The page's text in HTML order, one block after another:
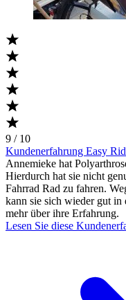
9 / 10
Kundenerfahrung Easy
Annemieke hat
Hierdurch hat sie nicht
Fahrrad Rad zu fahren.
kann sie sich wieder gut
mehr über ihre Erfahrung.
Lesen Sie diese